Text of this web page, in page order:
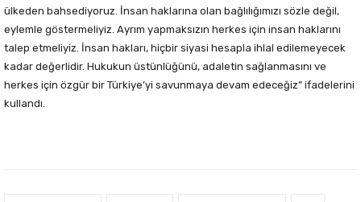
ülkeden bahsediyoruz. İnsan haklarına olan bağlılığımızı sözle değil,
eylemle göstermeliyiz. Ayrım yapmaksızın herkes için insan haklarını
talep etmeliyiz. İnsan hakları, hiçbir siyasi hesapla ihlal edilemeyecek
kadar değerlidir. Hukukun üstünlüğünü, adaletin sağlanmasını ve
herkes için özgür bir Türkiye’yi savunmaya devam edeceğiz” ifadelerini
kullandı.